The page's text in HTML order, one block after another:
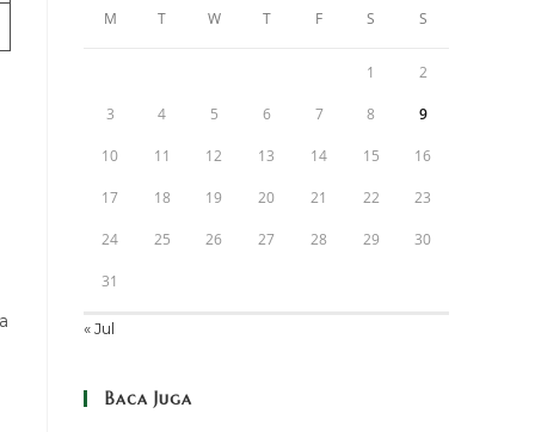
M T W T F S S
1 2
3 4 5 6 7 8 9
10 11 12 13 14 15 16
17 18 19 20 21 22 23
24 25 26 27 28 29 30
31
« Jul
Baca Juga